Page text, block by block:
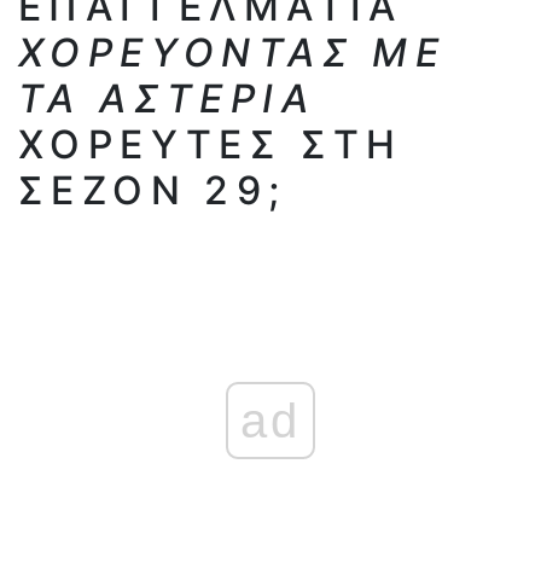
ΧΟΡΕΎΟΝΤΑΣ ΜΕ
ΤΑ ΑΣΤΈΡΙΑ
ΧΟΡΕΥΤΈΣ ΣΤΗ
ΣΕΖΌΝ 29;
ad